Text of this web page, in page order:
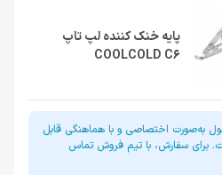
پایه خنک کننده لپ تاپ
COOLCOLD C6
به‌صورت اختصاصی و با هماهنگی قابل
برای سفارش، با تیم فروش تماس